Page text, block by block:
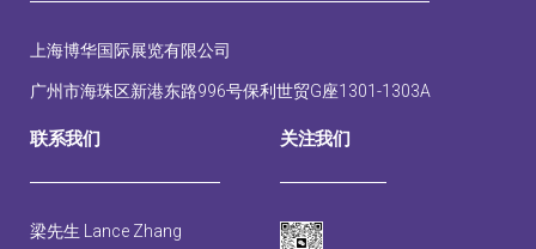
上海博华国际展览有限公司
广州市海珠区新港东路996号保利世贸G座1301-1303A
联系我们
梁先生 Lance Zhang
关注我们